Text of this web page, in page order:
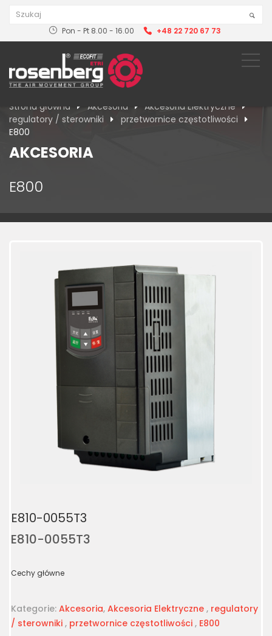
Pon - Pt 8.00 - 16.00 +48 22 720 67 73
Strona główna Akcesoria
Akcesoria Elektryczne
regulatory / sterowniki
przetwornice częstotliwości
E800
AKCESORIA
E800
E810-0055T3
E810-0055T3
Cechy główne
Kategorie: Akcesoria, Akcesoria Elektryczne , regulatory
/ sterowniki , przetwornice częstotliwości , E800